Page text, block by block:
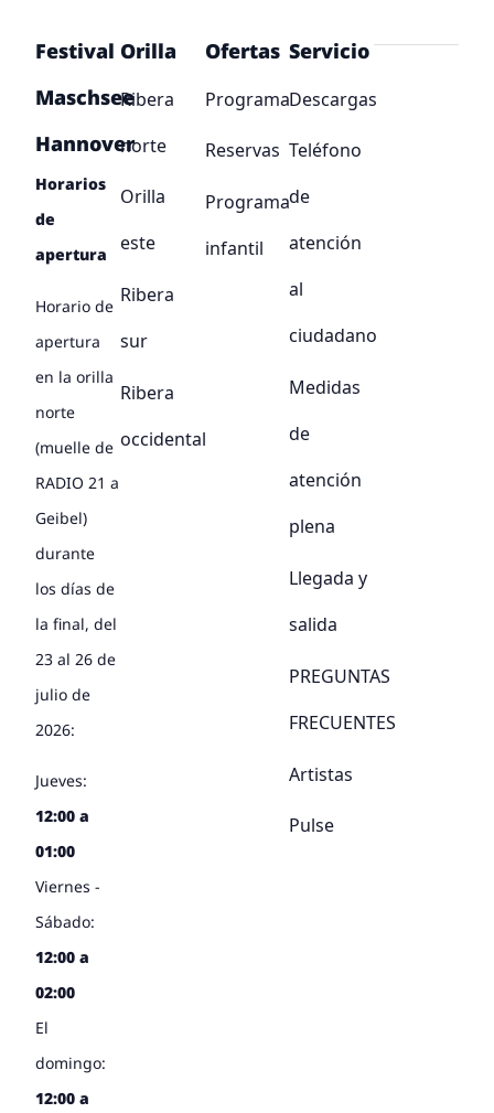
Festival
Maschsee
Hannover
Horarios
de
apertura
Horario de
apertura
en la orilla
norte
(muelle de
RADIO 21 a
Geibel)
durante
los días de
la final, del
23 al 26 de
julio de
2026:
Jueves:
12:00 a
01:00
Viernes -
Sábado:
12:00 a
02:00
El
domingo:
12:00 a
Orilla
Ribera
norte
Orilla
este
Ribera
sur
Ribera
occidental
Ofertas
Programa
Reservas
Programa
infantil
Servicio
Descargas
Teléfono
de
atención
al
ciudadano
Medidas
de
atención
plena
Llegada y
salida
PREGUNTAS
FRECUENTES
Artistas
Pulse